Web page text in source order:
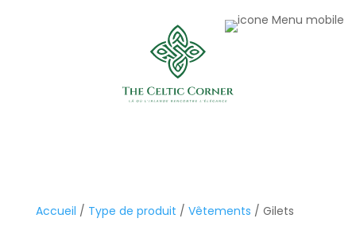
Accueil / Type de produit / Vêtements / Gilets